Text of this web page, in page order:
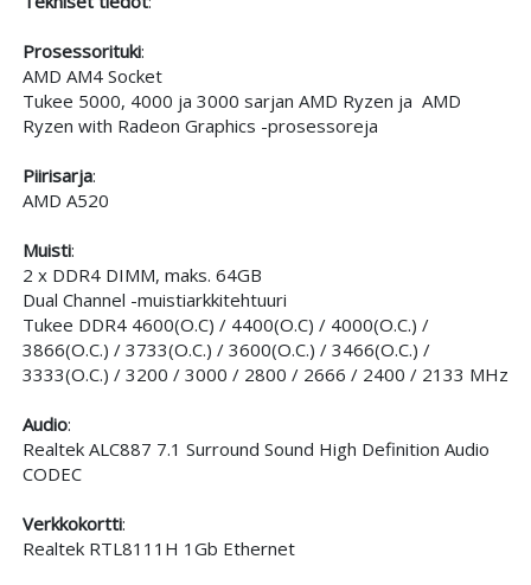
Prosessorituki:
AMD AM4 Socket
Tukee 5000, 4000 ja 3000 sarjan AMD Ryzen ja AMD
Ryzen with Radeon Graphics -prosessoreja
Piirisarja:
AMD A520
Muisti:
2 x DDR4 DIMM, maks. 64GB
Dual Channel -muistiarkkitehtuuri
Tukee DDR4 4600(O.C) / 4400(O.C) / 4000(O.C.) /
3866(O.C.) / 3733(O.C.) / 3600(O.C.) / 3466(O.C.) /
3333(O.C.) / 3200 / 3000 / 2800 / 2666 / 2400 / 2133 MHz
Audio:
Realtek ALC887 7.1 Surround Sound High Definition Audio
CODEC
Verkkokortti:
Realtek RTL8111H 1Gb Ethernet